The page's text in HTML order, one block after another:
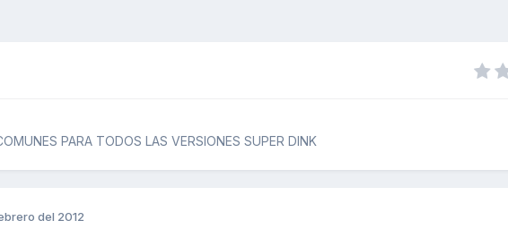
PARA TODOS LAS VERSIONES SUPER DINK
del 2012